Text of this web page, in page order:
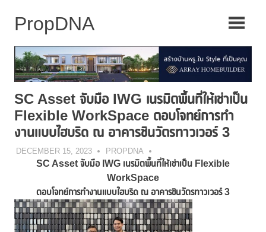
SC Asset จับมือ IWG เนรมิตพื้นที่ให้เช่าเป็น
Flexible WorkSpace ตอบโจทย์การทำ
งานแบบไฮบริด ณ อาคารชินวัตรทาวเวอร์ 3
DECEMBER 15, 2023 PROPDNA
SC Asset จับมือ IWG เนรมิตพื้นที่ให้เช่าเป็น Flexible
WorkSpace
ตอบโจทย์การทำงานแบบไฮบริด ณ อาคารชินวัตรทาวเวอร์ 3